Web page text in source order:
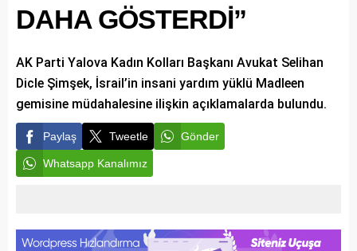
DAHA GÖSTERDİ”
AK Parti Yalova Kadın Kolları Başkanı Avukat Selihan
Dicle Şimşek, İsrail’in insani yardım yüklü Madleen
gemisine müdahalesine ilişkin açıklamalarda bulundu.
Paylaş Tweetle Gönder
Whatsapp Kanalımız